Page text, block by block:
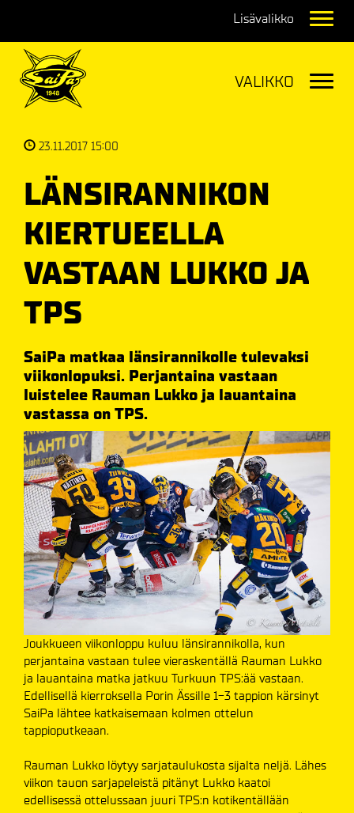
23.11.2017 15:00
LÄNSIRANNIKON
KIERTUEELLA
VASTAAN LUKKO JA
TPS
SaiPa matkaa länsirannikolle tulevaksi
viikonlopuksi. Perjantaina vastaan
luistelee Rauman Lukko ja lauantaina
vastassa on TPS.
Joukkueen viikonloppu kuluu länsirannikolla, kun
perjantaina vastaan tulee vieraskentällä Rauman Lukko
ja lauantaina matka jatkuu Turkuun TPS:ää vastaan.
Edellisellä kierroksella Porin Ässille 1-3 tappion kärsinyt
SaiPa lähtee katkaisemaan kolmen ottelun
tappioputkeaan.
Rauman Lukko löytyy sarjataulukosta sijalta neljä. Lähes
viikon tauon sarjapeleistä pitänyt Lukko kaatoi
edellisessä ottelussaan juuri TPS:n kotikentällään